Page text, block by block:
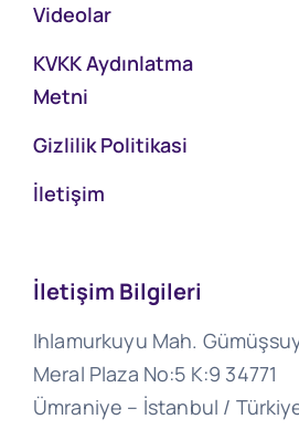
Videolar
KVKK Aydınlatma
Metni
Gizlilik Politikasi
İletişim
İletişim Bilgileri
Ihlamurkuyu Mah.
Meral Plaza No:5 K:9 34771
Ümraniye – İstanbul /